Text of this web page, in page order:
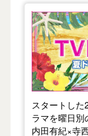
【2026年
スタートした
ラマを曜日別
内田有紀×寺